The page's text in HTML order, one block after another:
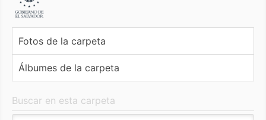
Fotos de la carpeta
Álbumes de la carpeta
Buscar en esta carpeta